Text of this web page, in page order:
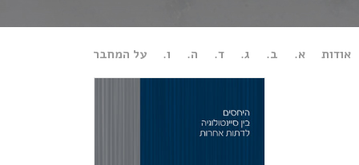
א. ב. ג. ד. ה. ו. על המחבר